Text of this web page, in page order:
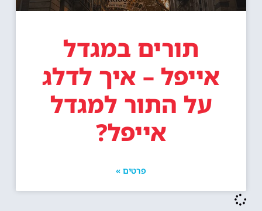
תורים במגדל
אייפל – איך לדלג
על התור למגדל
אייפל?
פרטים »